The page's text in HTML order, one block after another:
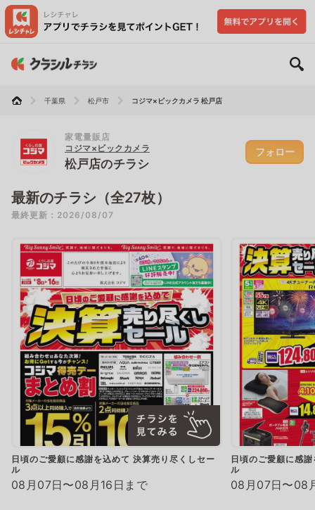
千葉県 松戸市 コジマ×ビックカメラ 松戸店
家電量販店
コジマ×ビックカメラ
松戸店のチラシ
フォロー
最新のチラシ（全27枚）
最終更新：2026/08/07
日頃のご愛顧に感謝を込めて 決算売り尽くしセー
ル
08月07日〜08月16日まで
日頃のご愛顧に感
ル
08月07日〜08